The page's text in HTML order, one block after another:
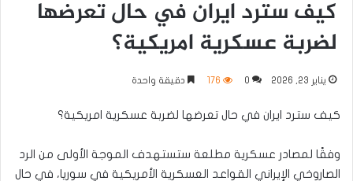
كيف سترد ايران في حال تعرضها
لضربة عسكرية امريكية؟
يناير 23, 2026 0
176 دقيقة واحدة
كيف سترد ايران في حال تعرضها لضربة عسكرية امريكية؟
وفقًا لمصادر عسكرية مطلعة ستستهدف الموجة الأولى من الرد
الصاروخي الإيراني القواعد العسكرية الأمريكية في سوريا، في حال